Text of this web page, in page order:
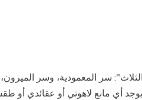
": سر المعمودية، وسر الميرون،
يوجد أي مانع لاهوتي أو عقائدي أو